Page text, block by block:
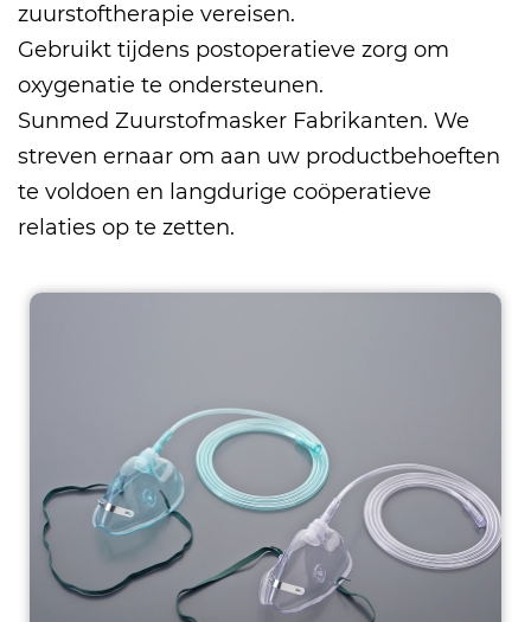
zuurstoftherapie vereisen.
Gebruikt tijdens postoperatieve zorg om
oxygenatie te ondersteunen.
Sunmed Zuurstofmasker Fabrikanten. We
streven ernaar om aan uw productbehoeften
te voldoen en langdurige coöperatieve
relaties op te zetten.